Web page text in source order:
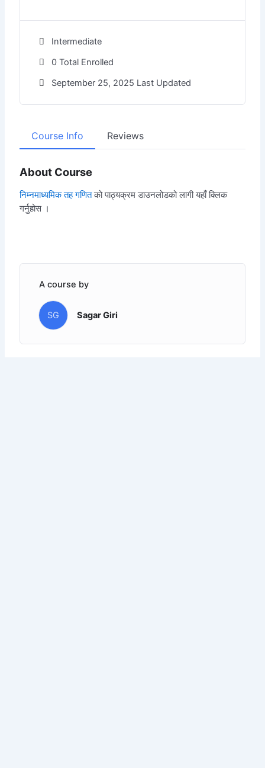
Intermediate
0 Total Enrolled
September 25, 2025 Last Updated
Course Info Reviews
About Course
निम्नमाध्यमिक तह गणितको पाठ्यक्रम डाउनलोडको लागी यहाँ क्लिक
गर्नुहोस ।
A course by
SG Sagar Giri